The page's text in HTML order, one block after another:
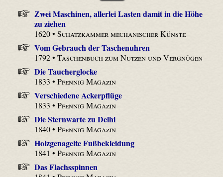
Zwei Maschinen, allerlei Lasten damit in die Höhe
zu ziehen
1620 •Schatzkammer mechanischer Künste
Vom Gebrauch der Taschenuhren
1792 •Taschenbuch zum Nutzen und Vergnügen
Die Taucherglocke
1833 •Pfennig Magazin
Verschiedene Ackerpflüge
1833 •Pfennig Magazin
Die Sternwarte zu Delhi
1840 •Pfennig Magazin
Holzgenagelte Fußbekleidung
1841 •Pfennig Magazin
Das Flachsspinnen